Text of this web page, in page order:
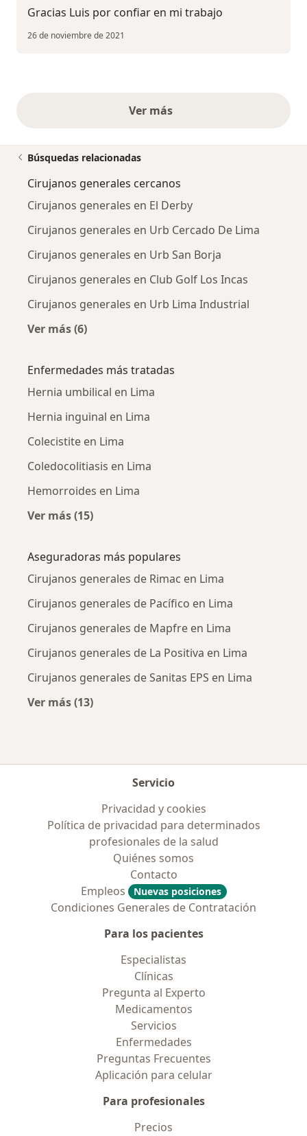
Gracias Luis por confiar en mi trabajo
26 de noviembre de 2021
Ver másopiniones anteriores
Búsquedas relacionadas
Cirujanos generales cercanos
Cirujanos generales en El Derby
Cirujanos generales en Urb Cercado De Lima
Cirujanos generales en Urb San Borja
Cirujanos generales en Club Golf Los Incas
Cirujanos generales en Urb Lima Industrial
Ver más (6)
Enfermedades más tratadas
Hernia umbilical en Lima
Hernia inguinal en Lima
Colecistite en Lima
Coledocolitiasis en Lima
Hemorroides en Lima
Ver más (15)
Aseguradoras más populares
Cirujanos generales de Rimac en Lima
Cirujanos generales de Pacífico en Lima
Cirujanos generales de Mapfre en Lima
Cirujanos generales de La Positiva en Lima
Cirujanos generales de Sanitas EPS en Lima
Ver más (13)
Servicio
Privacidad y cookies
Política de privacidad para determinados
profesionales de la salud
Quiénes somos
Contacto
Empleos
Nuevas posiciones
Condiciones Generales de Contratación
Para los pacientes
Especialistas
Clínicas
Pregunta al Experto
Medicamentos
Servicios
Enfermedades
Preguntas Frecuentes
Aplicación para celular
Para profesionales
Precios